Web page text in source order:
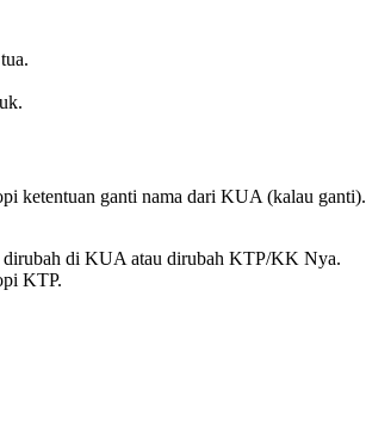
ketentuan ganti nama dari KUA (kalau ganti).
dirubah di KUA atau dirubah KTP/KK Nya.
KTP.